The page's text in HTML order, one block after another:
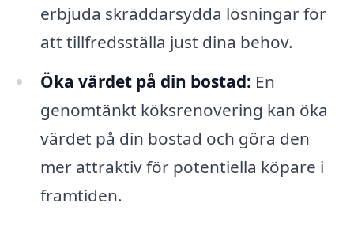
erbjuda skräddarsydda lösningar för
att tillfredsställa just dina behov.
Öka värdet på din bostad: En
genomtänkt köksrenovering kan öka
värdet på din bostad och göra den
mer attraktiv för potentiella köpare i
framtiden.